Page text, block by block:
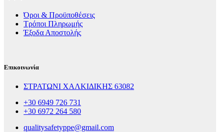
Όροι & Προϋποθέσεις
Τρόποι Πληρωμής
Έξοδα Αποστολής
Επικοινωνία
ΣΤΡΑΤΩΝΙ ΧΑΛΚΙΔΙΚΗΣ 63082
+30 6949 726 731
+30 6972 264 580
qualitysafetyppe@gmail.com